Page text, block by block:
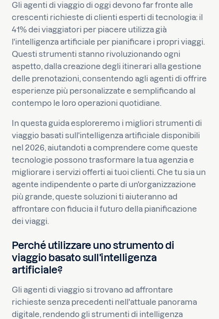
Gli agenti di viaggio di oggi devono far fronte alle
crescenti richieste di clienti esperti di tecnologia: il
41% dei viaggiatori per piacere utilizza già
l'intelligenza artificiale per pianificare i propri viaggi.
Questi strumenti stanno rivoluzionando ogni
aspetto, dalla creazione degli itinerari alla gestione
delle prenotazioni, consentendo agli agenti di offrire
esperienze più personalizzate e semplificando al
contempo le loro operazioni quotidiane.
In questa guida esploreremo i migliori strumenti di
viaggio basati sull'intelligenza artificiale disponibili
nel 2026, aiutandoti a comprendere come queste
tecnologie possono trasformare la tua agenzia e
migliorare i servizi offerti ai tuoi clienti. Che tu sia un
agente indipendente o parte di un'organizzazione
più grande, queste soluzioni ti aiuteranno ad
affrontare con fiducia il futuro della pianificazione
dei viaggi.
Perché utilizzare uno strumento di
viaggio basato sull'intelligenza
artificiale?
Gli agenti di viaggio si trovano ad affrontare
richieste senza precedenti nell'attuale panorama
digitale, rendendo gli strumenti di intelligenza